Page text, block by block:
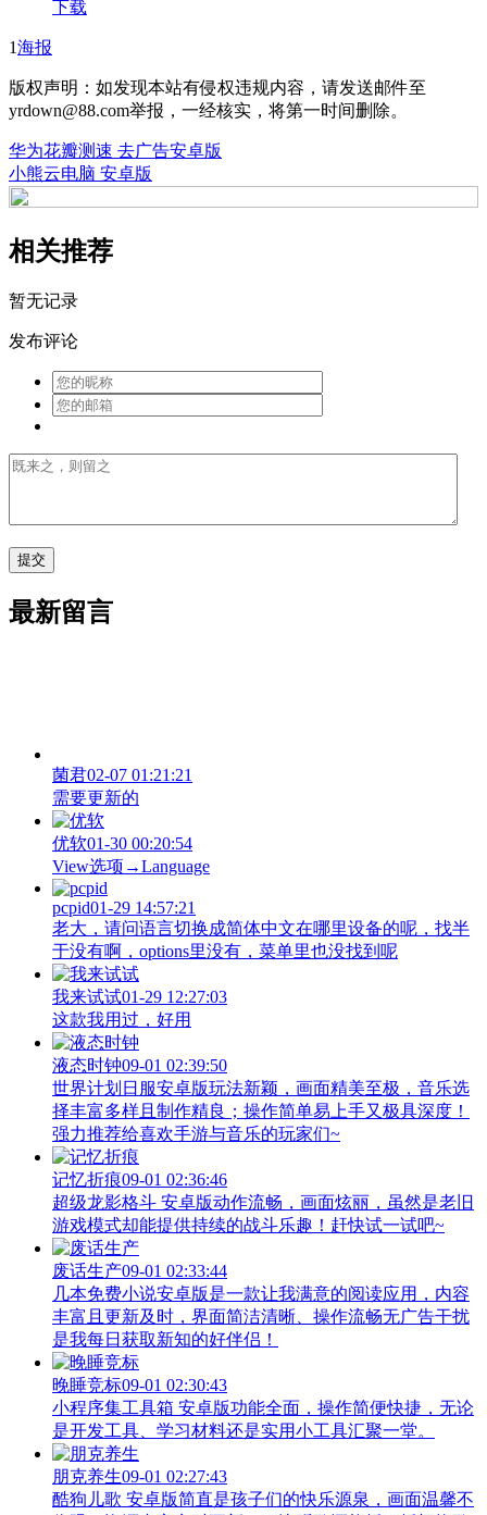
下载
1海报
版权声明：如发现本站有侵权违规内容，请发送邮件至
yrdown@88.com举报，一经核实，将第一时间删除。
华为花瓣测速 去广告安卓版
小熊云电脑 安卓版
相关推荐
暂无记录
发布评论
最新留言
菌君02-07 01:21:21
需要更新的
优软01-30 00:20:54
View‌选项→Language
pcpid01-29 14:57:21
老大，请问语言切换成简体中文在哪里设备的呢，找半
于没有啊，options里没有，菜单里也没找到呢
我来试试01-29 12:27:03
这款我用过，好用
液态时钟09-01 02:39:50
世界计划日服安卓版玩法新颖，画面精美至极，音乐选
择丰富多样且制作精良；操作简单易上手又极具深度！
强力推荐给喜欢手游与音乐的玩家们~
记忆折痕09-01 02:36:46
超级龙影格斗 安卓版动作流畅，画面炫丽，虽然是老旧
游戏模式却能提供持续的战斗乐趣！赶快试一试吧~
废话生产09-01 02:33:44
几本免费小说安卓版是一款让我满意的阅读应用，内容
丰富且更新及时，界面简洁清晰、操作流畅无广告干扰
是我每日获取新知的好伴侣！
晚睡竞标09-01 02:30:43
小程序集工具箱 安卓版功能全面，操作简便快捷，无论
是开发工具、学习材料还是实用小工具汇聚一堂。
朋克养生09-01 02:27:43
酷狗儿歌 安卓版简直是孩子们的快乐源泉，画面温馨不